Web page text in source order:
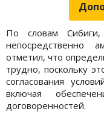
По словам
непосредственно
отметил, что
трудно, поскольку
согласования
включая
договоренностей.